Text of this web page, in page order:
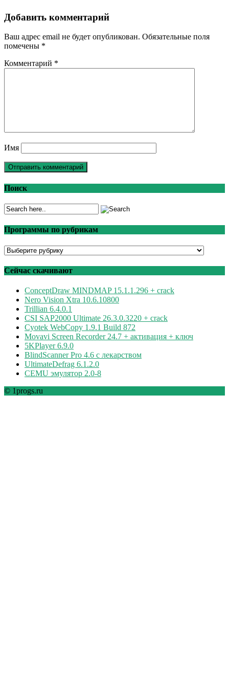
Добавить комментарий
Ваш адрес email не будет опубликован. Обязательные поля
помечены *
Комментарий *
Имя
Поиск
Программы по рубрикам
Программы
рубрикам
Сейчас скачивают
ConceptDraw MINDMAP 15.1.1.296 + crack
Nero Vision Xtra 10.6.10800
Trillian 6.4.0.1
CSI SAP2000 Ultimate 26.3.0.3220 + crack
Cyotek WebCopy 1.9.1 Build 872
Movavi Screen Recorder 24.7 + активация + ключ
5KPlayer 6.9.0
BlindScanner Pro 4.6 с лекарством
UltimateDefrag 6.1.2.0
CEMU эмулятор 2.0-8
© 1progs.ru